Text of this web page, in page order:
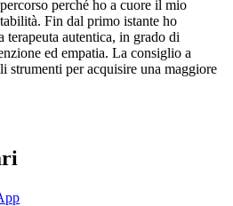
perché ho a cuore il mio
Fin dal primo istante ho
terapeuta autentica, in grado di
ed empatia. La consiglio a
strumenti per acquisire una maggiore